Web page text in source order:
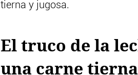
tierna y jugosa.
El truco de la
una carne tierna